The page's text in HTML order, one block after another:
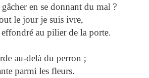
en se donnant du mal ?
le jour je suis ivre,
au pilier de la porte.
au-delà du perron ;
parmi les fleurs.